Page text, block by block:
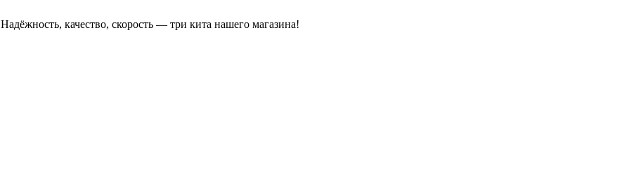
Надёжность, качество, скорость — три кита нашего магазина!